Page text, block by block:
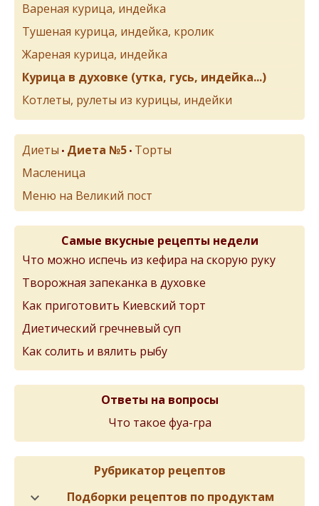
Вареная курица, индейка
Тушеная курица, индейка, кролик
Жареная курица, индейка
Курица в духовке (утка, гусь, индейка...)
Котлеты, рулеты из курицы, индейки
Диеты • Диета №5 • Торты
Масленица
Меню на Великий пост
Самые вкусные рецепты недели
Что можно испечь из кефира на скорую руку
Творожная запеканка в духовке
Как приготовить Киевский торт
Диетический гречневый суп
Как солить и вялить рыбу
Ответы на вопросы
Что такое фуа-гра
Рубрикатор рецептов
Подборки рецептов по продуктам